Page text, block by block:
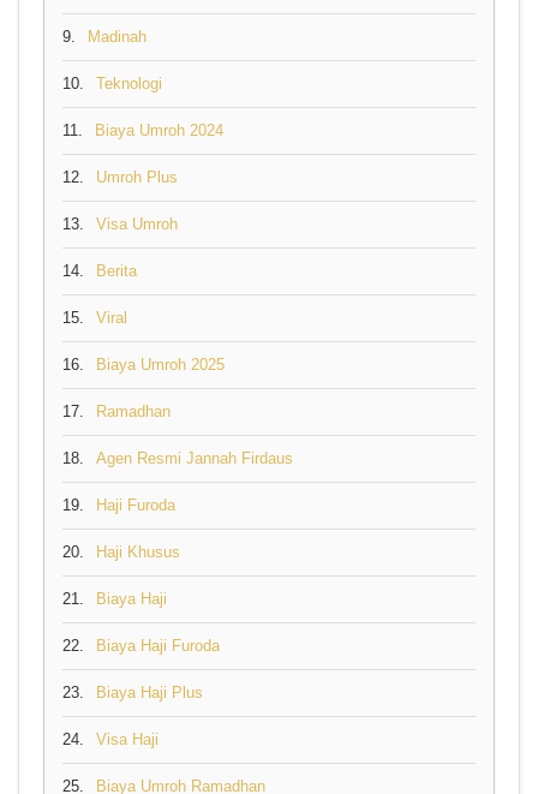
9. Madinah
10. Teknologi
11. Biaya Umroh 2024
12. Umroh Plus
13. Visa Umroh
14. Berita
15. Viral
16. Biaya Umroh 2025
17. Ramadhan
18. Agen Resmi Jannah Firdaus
19. Haji Furoda
20. Haji Khusus
21. Biaya Haji
22. Biaya Haji Furoda
23. Biaya Haji Plus
24. Visa Haji
25. Biaya Umroh Ramadhan